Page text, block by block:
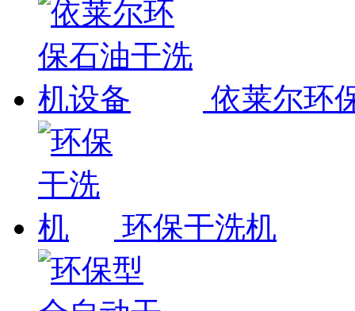
依莱尔环
环保干洗机